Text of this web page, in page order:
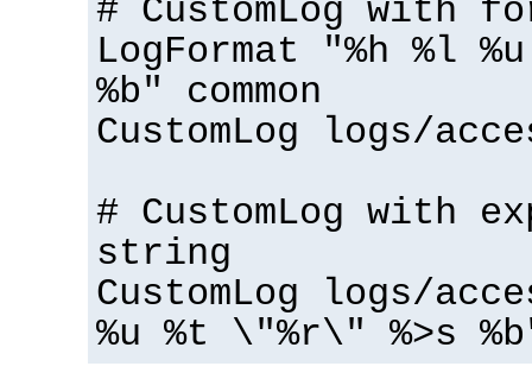
# CustomLog with
LogFormat "%h %l
%b" common
CustomLog logs/
# CustomLog with
string
CustomLog logs/
%u %t \"%r\" %>s